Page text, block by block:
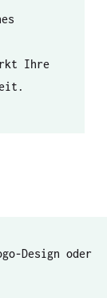
Ihre
Design oder